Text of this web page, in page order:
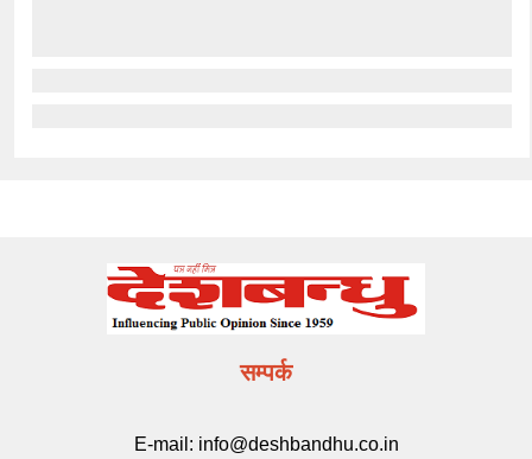
सम्पर्क
E-mail: info@deshbandhu.co.in